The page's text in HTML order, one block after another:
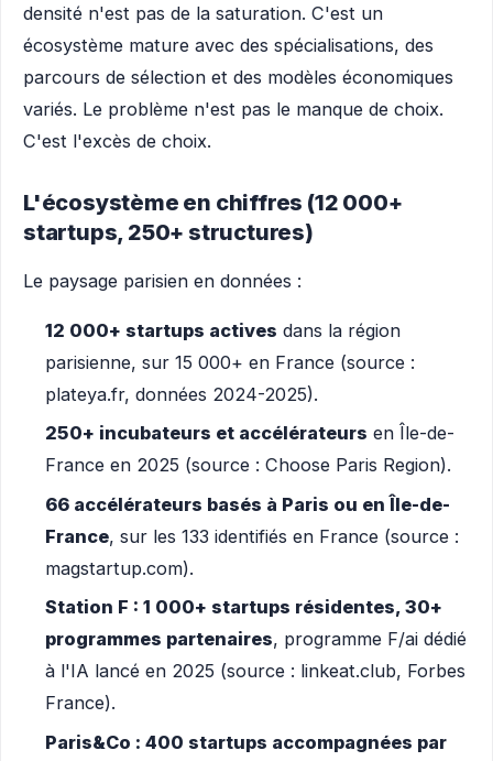
densité n'est pas de la saturation. C'est un
écosystème mature avec des spécialisations, des
parcours de sélection et des modèles économiques
variés. Le problème n'est pas le manque de choix.
C'est l'excès de choix.
L'écosystème en chiffres (12 000+
startups, 250+ structures)
Le paysage parisien en données :
12 000+ startups actives dans la région
parisienne, sur 15 000+ en France (source :
plateya.fr, données 2024-2025).
250+ incubateurs et accélérateurs en Île-de-
France en 2025 (source : Choose Paris Region).
66 accélérateurs basés à Paris ou en Île-de-
France, sur les 133 identifiés en France (source :
magstartup.com).
Station F : 1 000+ startups résidentes, 30+
programmes partenaires, programme F/ai dédié
à l'IA lancé en 2025 (source : linkeat.club, Forbes
France).
Paris&Co : 400 startups accompagnées par